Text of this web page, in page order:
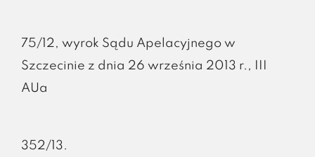
75/12, wyrok Sądu Apelacyjnego w
Szczecinie z dnia 26 września 2013 r., III
AUa
352/13.